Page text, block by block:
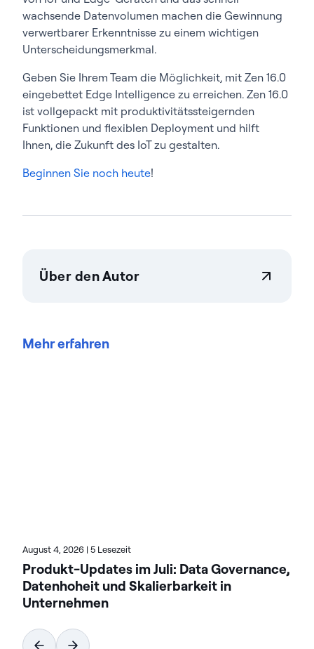
wachsende Datenvolumen machen die Gewinnung
verwertbarer Erkenntnisse zu einem wichtigen
Unterscheidungsmerkmal.
Geben Sie Ihrem Team die Möglichkeit, mit Zen 16.0
eingebettet Edge Intelligence zu erreichen. Zen 16.0
ist vollgepackt mit produktivitätssteigernden
Funktionen und flexiblen Deployment und hilft
Ihnen, die Zukunft des IoT zu gestalten.
Beginnen Sie noch heute!
Über den Autor
Performance , Datenmanagement und Integration.
Mehr erfahren
August 4, 2026 | 5 Lesezeit
Produkt-Updates im Juli: Data Governance,
Datenhoheit und Skalierbarkeit in
Unternehmen